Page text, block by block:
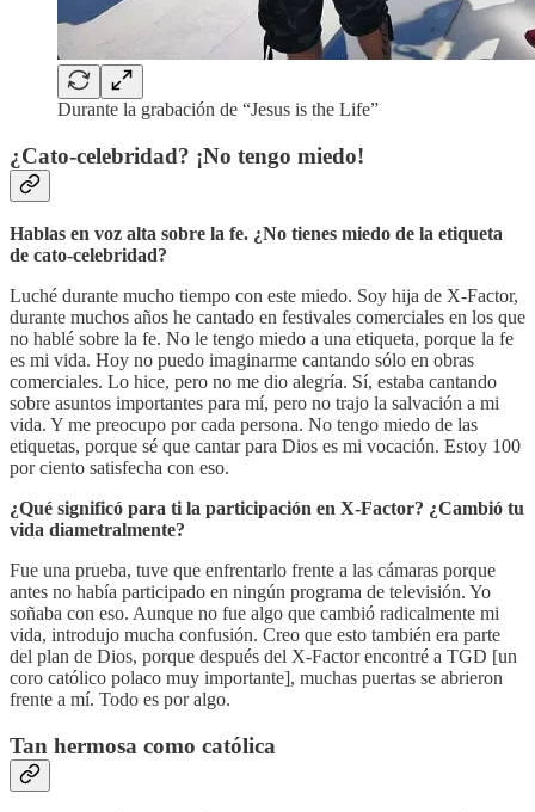
Durante la grabación de “Jesus is the Life”
¿Cato-celebridad? ¡No tengo miedo!
Hablas en voz alta sobre la fe. ¿No tienes miedo de la etiqueta
de cato-celebridad?
Luché durante mucho tiempo con este miedo. Soy hija de X-Factor,
durante muchos años he cantado en festivales comerciales en los que
no hablé sobre la fe. No le tengo miedo a una etiqueta, porque la fe
es mi vida. Hoy no puedo imaginarme cantando sólo en obras
comerciales. Lo hice, pero no me dio alegría. Sí, estaba cantando
sobre asuntos importantes para mí, pero no trajo la salvación a mi
vida. Y me preocupo por cada persona. No tengo miedo de las
etiquetas, porque sé que cantar para Dios es mi vocación. Estoy 100
por ciento satisfecha con eso.
¿Qué significó para ti la participación en X-Factor? ¿Cambió tu
vida diametralmente?
Fue una prueba, tuve que enfrentarlo frente a las cámaras porque
antes no había participado en ningún programa de televisión. Yo
soñaba con eso. Aunque no fue algo que cambió radicalmente mi
vida, introdujo mucha confusión. Creo que esto también era parte
del plan de Dios, porque después del X-Factor encontré a TGD [un
coro católico polaco muy importante], muchas puertas se abrieron
frente a mí. Todo es por algo.
Tan hermosa como católica